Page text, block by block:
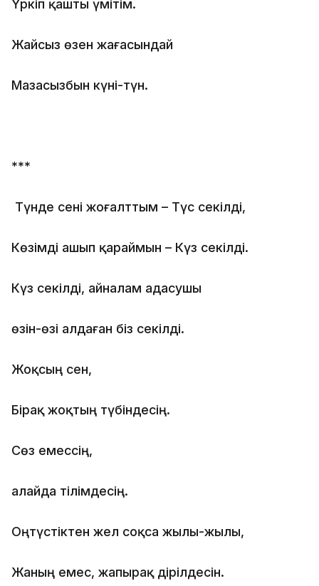
Үркіп қашты үмітім.
Жайсыз өзен жағасындай
Мазасызбын күні-түн.
***
Түнде сені жоғалттым – Түс секілді,
Көзімді ашып қараймын – Күз секілді.
Күз секілді, айналам адасушы
өзін-өзі алдаған біз секілді.
Жоқсың сен,
Бірақ жоқтың түбіндесің.
Сөз емессің,
алайда тілімдесің.
Оңтүстіктен жел соқса жылы-жылы,
Жаның емес, жапырақ дірілдесін.